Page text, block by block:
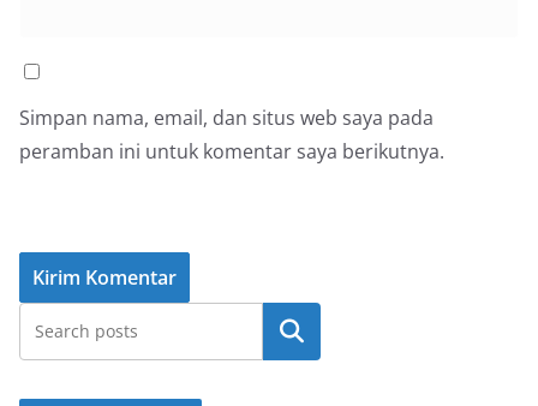
Simpan nama, email, dan situs web saya pada
peramban ini untuk komentar saya berikutnya.
Cari